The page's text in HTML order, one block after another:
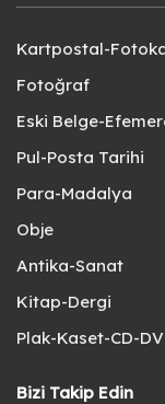
Kartpostal-
Fotoğraf
Eski Belge-
Pul-Posta Tarihi
Para-Madalya
Obje
Antika-Sanat
Kitap-Dergi
Plak-Kaset-CD-
Bizi Takip Edin